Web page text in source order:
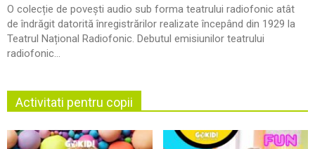
O colecție de povești audio sub forma teatrului radiofonic atât
de îndrăgit datorită înregistrărilor realizate începând din 1929 la
Teatrul Național Radiofonic. Debutul emisiunilor teatrului
radiofonic...
Activitati pentru copii